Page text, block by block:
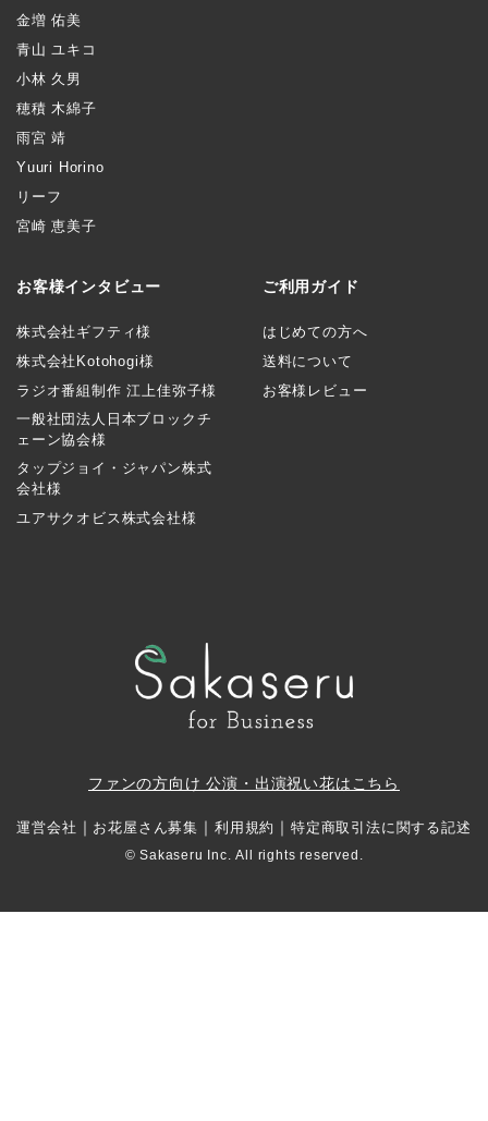
金増 佑美
青山 ユキコ
小林 久男
穂積 木綿子
雨宮 靖
Yuuri Horino
リーフ
宮崎 恵美子
お客様インタビュー
株式会社ギフティ様
株式会社Kotohogi様
ラジオ番組制作 江上佳弥子様
一般社団法人日本ブロックチ
ェーン協会様
タップジョイ・ジャパン株式
会社様
ユアサクオビス株式会社様
ご利用ガイド
はじめての方へ
送料について
お客様レビュー
ファンの方向け 公演・出演祝い花はこちら
運営会社 ｜ お花屋さん募集 ｜ 利用規約 ｜ 特定商取引法に関する記述
© Sakaseru Inc. All rights reserved.